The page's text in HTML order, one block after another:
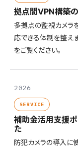
拠点間VPN構築
多拠点の監視カメラ
応できる体制を整え
をご覧ください。
2026
SERVICE
補助金活用支援ポ
た
防犯カメラの導入に